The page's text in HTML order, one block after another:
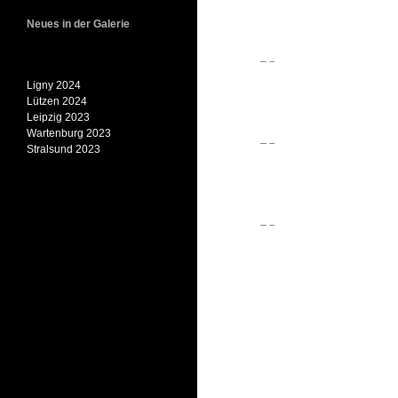
Neues in der Galerie
Ligny 2024
Lützen 2024
Leipzig 2023
Wartenburg 2023
Stralsund 2023